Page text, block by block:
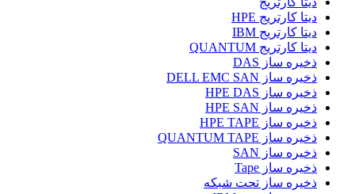
دیتا کارتریج HPE
دیتا کارتریج IBM
دیتا کارتریج QUANTUM
ذخیره ساز DAS
ذخیره ساز DELL EMC SAN
ذخیره ساز HPE DAS
ذخیره ساز HPE SAN
ذخیره ساز HPE TAPE
ذخیره ساز QUANTUM TAPE
ذخیره ساز SAN
ذخیره ساز Tape
ذخیره ساز تحت شبکه